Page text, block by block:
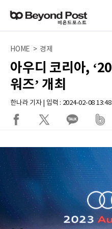
HOME > 경제
아우디 코리아,
워즈’ 개최
한나라 기자 | 입력 : 2024-02-08 13:48